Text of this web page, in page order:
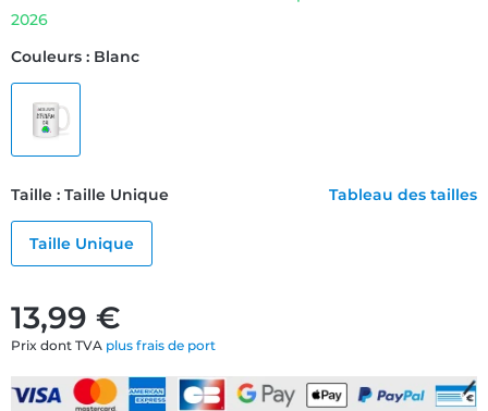
13,99 €
Prix dont TVA plus frais de port
2026
Couleurs : Blanc
Taille : Taille Unique Tableau des tailles
Taille Unique